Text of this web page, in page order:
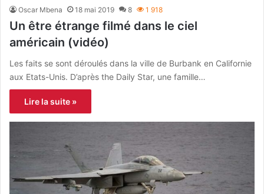
Oscar Mbena 18 mai 2019 8 1 918
Un être étrange filmé dans le ciel
américain (vidéo)
Les faits se sont déroulés dans la ville de Burbank en Californie
aux Etats-Unis. D’après the Daily Star, une famille…
Lire la suite »